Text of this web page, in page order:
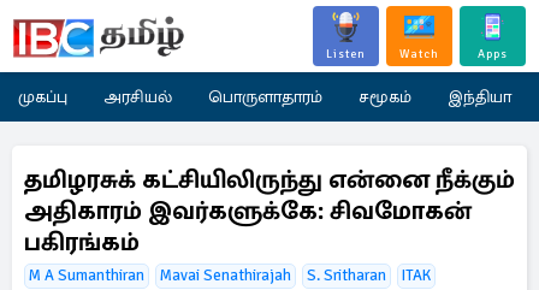
Listen Watch Apps
முகப்பு அரசியல் பொருளாதாரம் சமூகம் இந்தியா
தமிழரசுக் கட்சியிலிருந்து என்னை நீக்கும்
அதிகாரம் இவர்களுக்கே: சிவமோகன்
பகிரங்கம்
M A Sumanthiran Mavai Senathirajah S. Sritharan
ITAK